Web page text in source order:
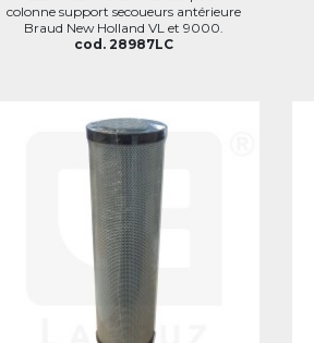
colonne support secoueurs antérieure
Braud New Holland VL et 9000.
cod. 28987LC